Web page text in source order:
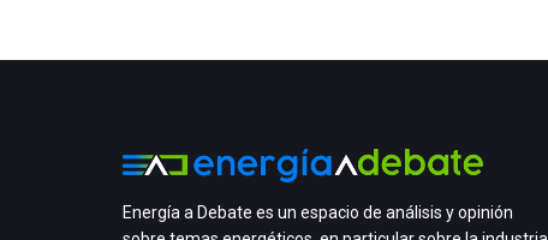
Energía a Debate es un espacio de análisis y opinión